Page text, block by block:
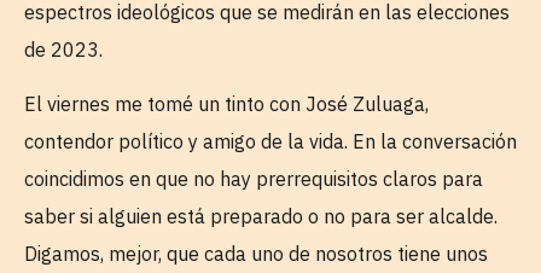
espectros ideológicos que se medirán en las elecciones
de 2023.
El viernes me tomé un tinto con José Zuluaga,
contendor político y amigo de la vida. En la conversación
coincidimos en que no hay prerrequisitos claros para
saber si alguien está preparado o no para ser alcalde.
Digamos, mejor, que cada uno de nosotros tiene unos